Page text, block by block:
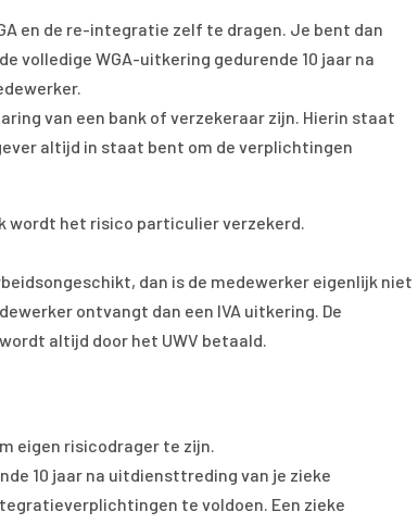
en de re-integratie zelf te dragen. Je bent dan
volledige WGA-uitkering gedurende 10 jaar na
van een bank of verzekeraar zijn. Hierin staat
altijd in staat bent om de verplichtingen
wordt het risico particulier verzekerd.
dan is de medewerker eigenlijk niet
ontvangt dan een IVA uitkering. De
altijd door het UWV betaald.
eigen risicodrager te zijn.
10 jaar na uitdiensttreding van je zieke
te voldoen. Een zieke